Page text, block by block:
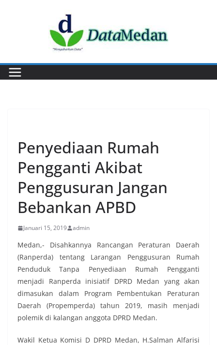
Penyediaan Rumah
Pengganti Akibat
Penggusuran Jangan
Bebankan APBD
Januari 15, 2019 admin
Medan,- Disahkannya Rancangan Peraturan Daerah
(Ranperda) tentang Larangan Penggusuran Rumah
Penduduk Tanpa Penyediaan Rumah Pengganti
menjadi Ranperda inisiatif DPRD Medan yang akan
dimasukan dalam Program Pembentukan Peraturan
Daerah (Propemperda) tahun 2019, masih menjadi
polemik di kalangan anggota DPRD Medan.
Wakil Ketua Komisi D DPRD Medan, H.Salman Alfarisi